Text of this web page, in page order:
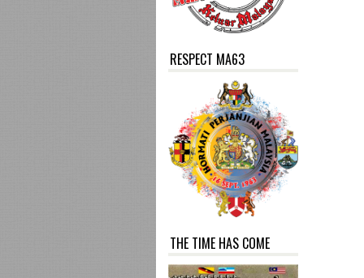
RESPECT MA63
THE TIME HAS COME